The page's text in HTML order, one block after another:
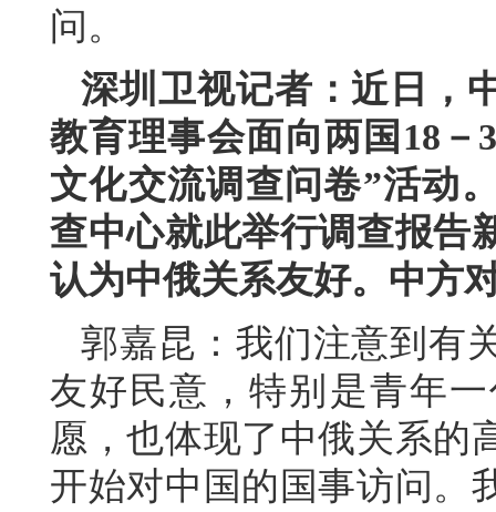
问。
深圳卫视记者：近日，
教育理事会面向两国18
文化交流调查问卷”活动
查中心就此举行调查报告
认为中俄关系友好。中方
郭嘉昆：我们注意到有
友好民意，特别是青年
愿，也体现了中俄关系的
开始对中国的国事访问。